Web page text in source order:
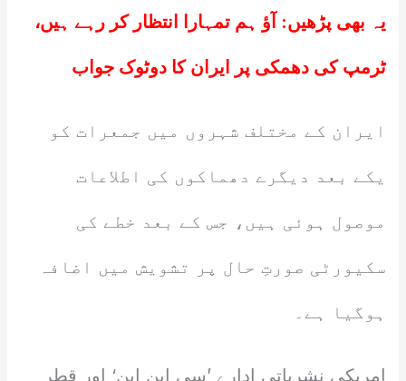
یہ بھی پڑھیں: آؤ ہم تمہارا انتظار کر رہے ہیں،
ٹرمپ کی دھمکی پر ایران کا دوٹوک جواب
ایران کے مختلف شہروں میں جمعرات کو
یکے بعد دیگرے دھماکوں کی اطلاعات
موصول ہوئی ہیں، جس کے بعد خطے کی
سکیورٹی صورتِ حال پر تشویش میں اضافہ
ہوگیا ہے۔
امریکی نشریاتی ادارے ’سی این این‘ اور قطر